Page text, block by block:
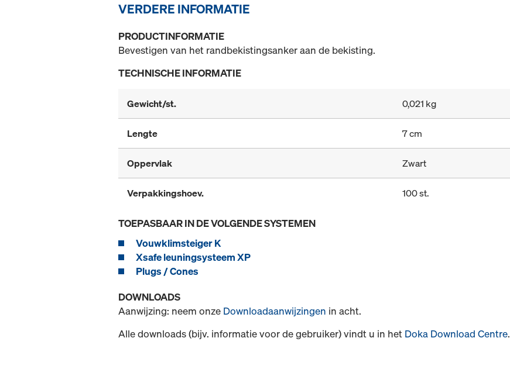
VERDERE INFORMATIE
PRODUCTINFORMATIE
Bevestigen van het randbekistingsanker aan de bekisting.
TECHNISCHE INFORMATIE
Gewicht/st. 0,021 kg
Lengte 7 cm
Oppervlak Zwart
Verpakkingshoev. 100 st.
TOEPASBAAR IN DE VOLGENDE SYSTEMEN
Vouwklimsteiger K
Xsafe leuningsysteem XP
Plugs / Cones
DOWNLOADS
Aanwijzing: neem onze Downloadaanwijzingen in acht.
Alle downloads (bijv. informatie voor de gebruiker) vindt u in het Doka Download Centre.